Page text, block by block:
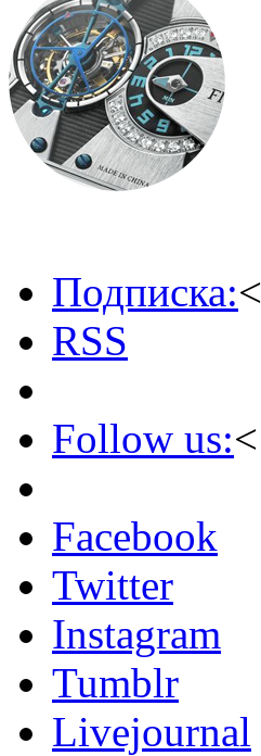
Подписка:<
RSS
Follow us:<
Facebook
Twitter
Instagram
Tumblr
Livejournal